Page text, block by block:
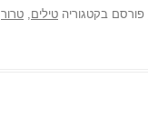
פורסם בקטגוריה טילים, טרור